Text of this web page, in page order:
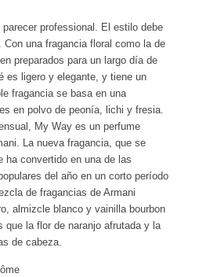
professional. El estilo debe
una fragancia floral como la de
preparados para un largo día de
es ligero y elegante, y tiene un
fragancia se basa en una
en polvo de peonía, lichi y fresia.
My Way es un perfume
La nueva fragancia, que se
ha convertido en una de las
del año en un corto período
de fragancias de Armani
almizcle blanco y vainilla bourbon
que la flor de naranjo afrutada y la
de cabeza.